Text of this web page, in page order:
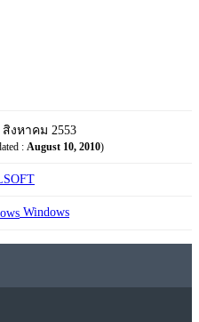
งหาคม 2553
: August 10, 2010)
Windows